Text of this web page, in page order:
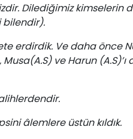
Dilediğimiz kimselerin
bilendir).
erdirdik. Ve daha önce
ve Harun
âlemlere üstün kıldık.